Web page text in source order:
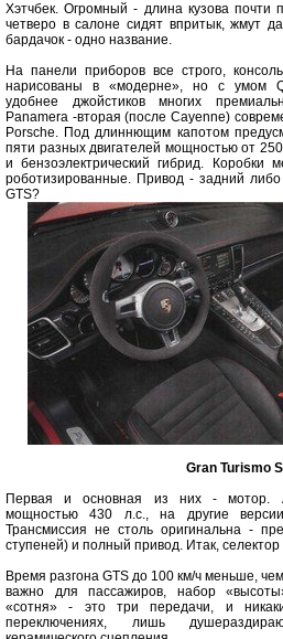
Хэтчбек. Огромный - длина кузова почти
четверо в салоне сидят впритык, жмут
бардачок - одно название.
На панели приборов все строго,
нарисованы в «модерне», но с умом
удобнее джойстиков многих
Panamera -вторая (после Cayenne)
Porsche. Под длиннющим капотом
пяти разных двигателей мощностью от
и бензоэлектрический гибрид. Коробки
роботизированные. Привод - задний
GTS?
Gran Turismo
Первая и основная из них - мотор.
мощностью 430 л.с., на другие
Трансмиссия не столь оригинальна -
ступеней) и полный привод. Итак, селектор
Время разгона GTS до 100 км/ч меньше,
важно для пассажиров, набор
«сотня» - это три передачи, и
переключениях, лишь